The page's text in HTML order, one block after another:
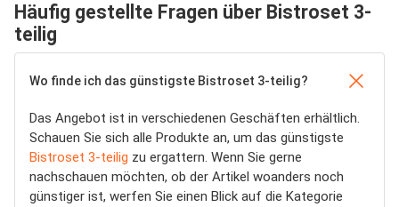
Häufig gestellte Fragen über Bistroset 3-
teilig
Wo finde ich das günstigste Bistroset 3-teilig?
Das Angebot ist in verschiedenen Geschäften erhältlich.
Schauen Sie sich alle Produkte an, um das günstigste
Bistroset 3-teilig zu ergattern. Wenn Sie gerne
nachschauen möchten, ob der Artikel woanders noch
günstiger ist, werfen Sie einen Blick auf die Kategorie